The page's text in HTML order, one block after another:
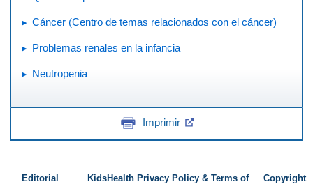
Cáncer (Centro de temas relacionados con el cáncer)
Problemas renales en la infancia
Neutropenia
Imprimir
Editorial
KidsHealth Privacy Policy & Terms of
Copyright